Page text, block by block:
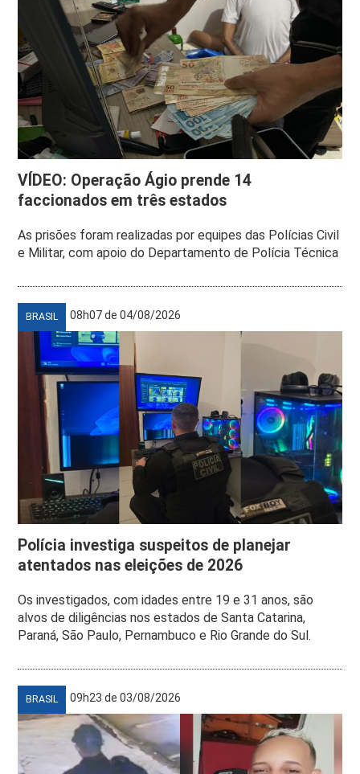
VÍDEO: Operação Ágio prende 14
faccionados em três estados
As prisões foram realizadas por equipes das Polícias Civil
e Militar, com apoio do Departamento de Polícia Técnica
BRASIL 08h07 de 04/08/2026
Polícia investiga suspeitos de planejar
atentados nas eleições de 2026
Os investigados, com idades entre 19 e 31 anos, são
alvos de diligências nos estados de Santa Catarina,
Paraná, São Paulo, Pernambuco e Rio Grande do Sul.
BRASIL 09h23 de 03/08/2026